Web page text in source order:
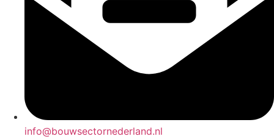
info@bouwsectornederland.nl